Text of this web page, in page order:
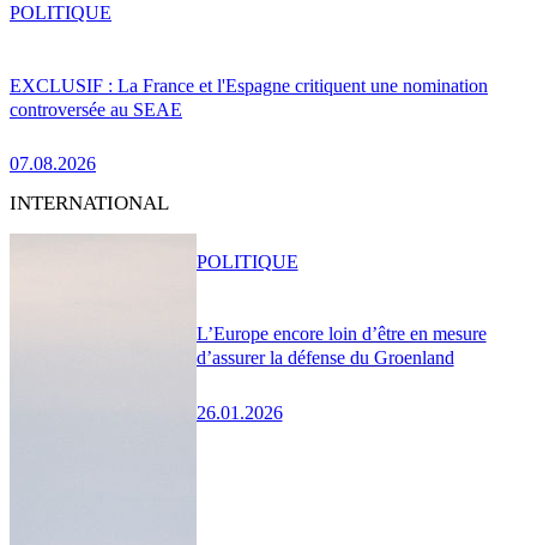
EXCLUSIF : La France et l'Espagne critiquent une nomination
controversée au SEAE
07.08.2026
POLITIQUE
INTERNATIONAL
L’Europe encore loin d’être en mesure
d’assurer la défense du Groenland
26.01.2026
POLITIQUE